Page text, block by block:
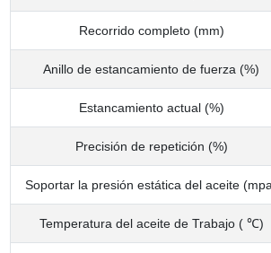
Recorrido completo (mm)
Anillo de estancamiento de fuerza (%)
Estancamiento actual (%)
Precisión de repetición (%)
Soportar la presión estática del aceite
Temperatura del aceite de Trabajo ( ℃)